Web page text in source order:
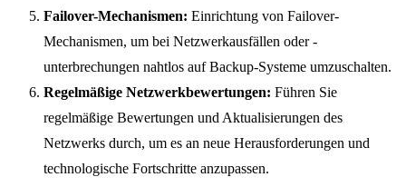
Failover-Mechanismen: Einrichtung von Failover-
Mechanismen, um bei Netzwerkausfällen oder -
unterbrechungen nahtlos auf Backup-Systeme umzuschalten.
Regelmäßige Netzwerkbewertungen: Führen Sie
regelmäßige Bewertungen und Aktualisierungen des
Netzwerks durch, um es an neue Herausforderungen und
technologische Fortschritte anzupassen.